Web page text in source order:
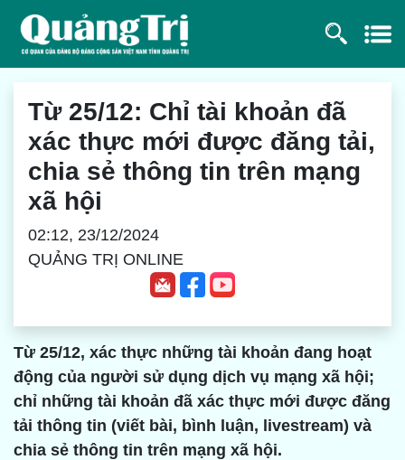
Từ 25/12: Chỉ tài khoản đã
xác thực mới được đăng tải,
chia sẻ thông tin trên mạng
xã hội
02:12, 23/12/2024
QUẢNG TRỊ ONLINE
Từ 25/12, xác thực những tài khoản đang hoạt
động của người sử dụng dịch vụ mạng xã hội;
chỉ những tài khoản đã xác thực mới được đăng
tải thông tin (viết bài, bình luận, livestream) và
chia sẻ thông tin trên mạng xã hội.